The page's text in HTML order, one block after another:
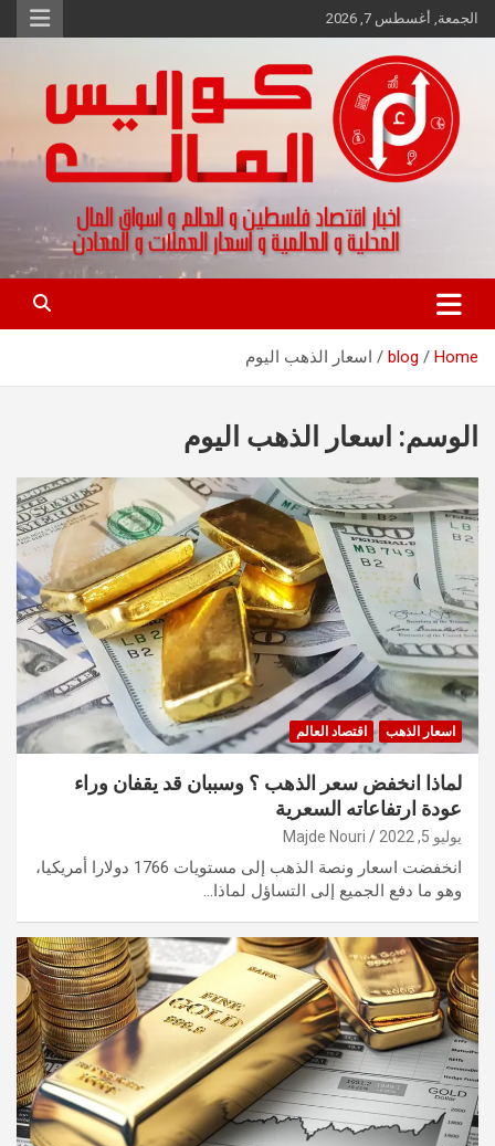
Skip
to
الجمعة, أغسطس 7, 2026
كواليس المال
اخبار اقتصاد فلسطين و العالم و تقارير اسواق المال و العملات
Home
blog اسعار الذهب اليوم
الوسم: اسعار الذهب اليوم
اسعار الذهب اقتصاد العالم
لماذا انخفض سعر الذهب ؟ وسببان قد يقفان وراء
عودة ارتفاعاته السعرية
يوليو 5, 2022 Majde Nouri
انخفضت اسعار ونصة الذهب إلى مستويات 1766 دولارا أمريكيا،
وهو ما دفع الجميع إلى التساؤل لماذا…